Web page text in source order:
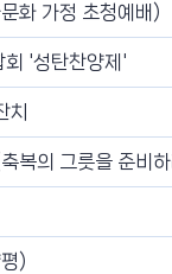
화 가정 초청예배)
회 '성탄찬양제'
치
복의 그릇을 준비
)